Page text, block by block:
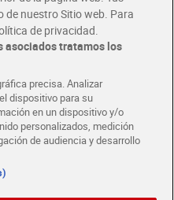
CADA DIA
DIA CORPORATE
nuestro Sitio web. Para
de privacidad.
asociados tratamos los
precisa. Analizar
dispositivo para su
en un dispositivo y/o
personalizados, medición
de audiencia y desarrollo